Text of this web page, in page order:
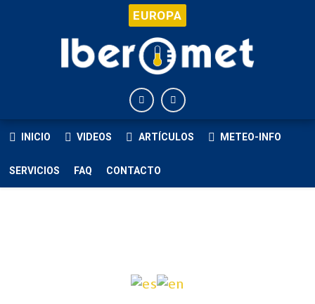
EUROPA
INICIO VIDEOS ARTÍCULOS METEO-INFO
SERVICIOS FAQ CONTACTO